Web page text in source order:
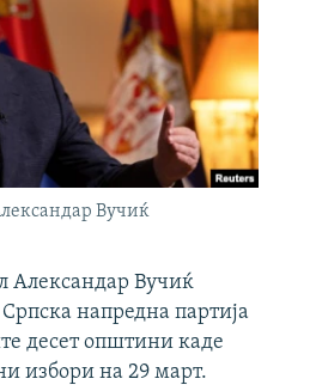
Вучиќ
Александар Вучиќ
напредна партија
десет општини каде
избори на 29 март.